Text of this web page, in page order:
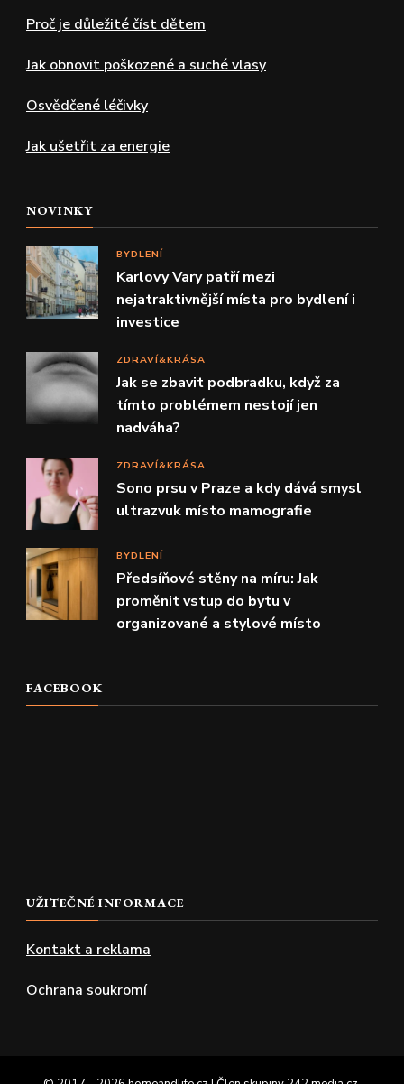
Proč je důležité číst dětem
Jak obnovit poškozené a suché vlasy
Osvědčené léčivky
Jak ušetřit za energie
NOVINKY
BYDLENÍ
Karlovy Vary patří mezi
nejatraktivnější místa pro bydlení i
investice
ZDRAVÍ&KRÁSA
Jak se zbavit podbradku, když za
tímto problémem nestojí jen
nadváha?
ZDRAVÍ&KRÁSA
Sono prsu v Praze a kdy dává smysl
ultrazvuk místo mamografie
BYDLENÍ
Předsíňové stěny na míru: Jak
proměnit vstup do bytu v
organizované a stylové místo
FACEBOOK
UŽITEČNÉ INFORMACE
Kontakt a reklama
Ochrana soukromí